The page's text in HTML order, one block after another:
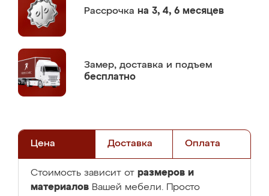
Рассрочка на 3, 4, 6 месяцев
Замер, доставка и подъем
бесплатно
Цена Доставка Оплата
Стоимость зависит от размеров и
материалов Вашей мебели. Просто